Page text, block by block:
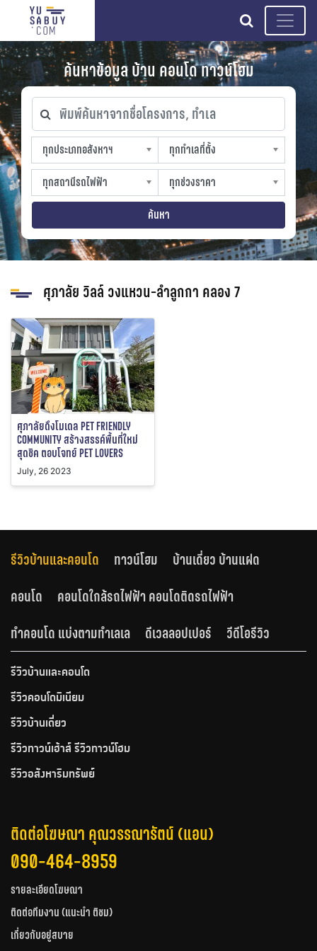
search
ค้นหาข้อมูล บ้าน คอนโด ทาวน์โฮม
พิมพ์ค้นหาจากชื่อโครงการ, ทำเล
ทุกประเภทอสังหาฯ
ทุกประเภทอสังหาฯ
sproperty
ทุกทำเลที่ตั้ง
ทุกทำเลที่ตั้ง
slocation
ทุกสถานีรถไฟฟ้า
ทุกสถานีรถไฟฟ้า
strain-station
ทุกช่วงราคา
ทุกช่วงราคา
sprice
ค้นหา
ศุภาลัย วิลล์ วงแหวน-ลำลูกกา คลอง 7
ศุภาลัยดึงโมเดล PET FRIENDLY
COMMUNITY สร้างสรรค์พื้นที่ใหม่
สุดชิค ตอบโจทย์ PET LOVERS
July, 26 2023
รีวิวบ้านและคอนโด ทาวน์โฮม
บ้านเดี่ยว บ้านแฝด
คอนโด
คอนโดใกล้รถไฟฟ้า คอนโดติดรถไฟฟ้า
ทำคอนโด แบ่งตามทำเลเล
ดีเวลลอปเปอร์ วีดีโอรีวิว
รีวิวบ้านและคอนโด
รีวิวคอนโดมิเนียม
รีวิวบ้านเดี่ยว
รีวิวทาวน์เฮ้าส์ รีวิวทาวน์โฮม
รีวิวอสังหาริมทรัพย์
ติดต่อโฆษณา คุณวรรณารัตน์ (แอน)
090-464-8959
รายละเอียดโฆษณา
ติดต่อทีมงาน (แนะนำ ติชม)
เกี่ยวกับอยู่สบาย